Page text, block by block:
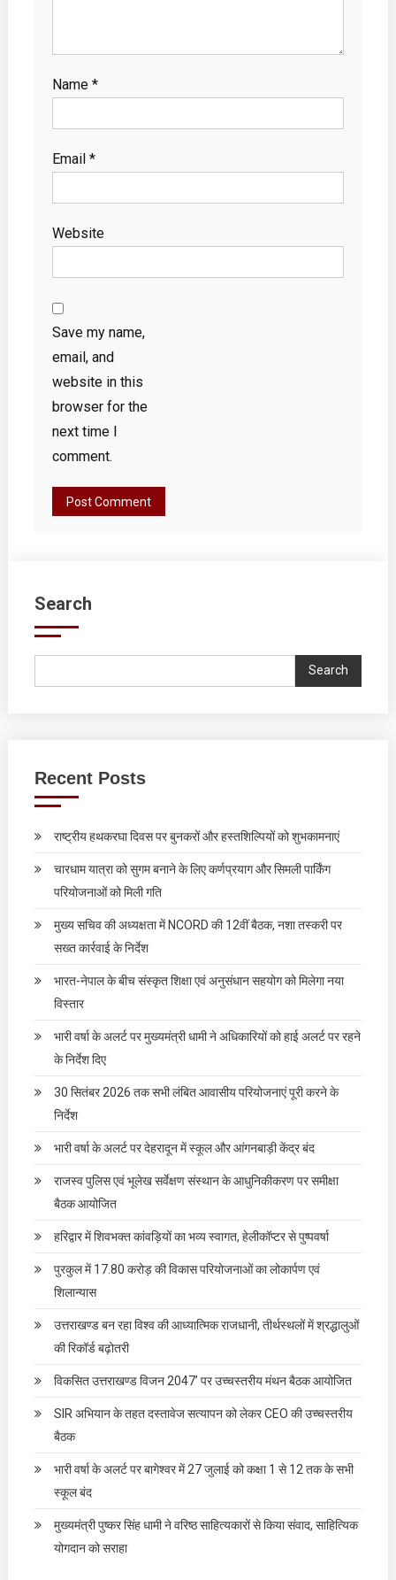
Name *
Email *
Website
Save my name,
email, and
website in this
browser for the
next time I
comment.
Search
Search
Recent Posts
राष्ट्रीय हथकरघा दिवस पर बुनकरों और हस्तशिल्पियों को शुभकामनाएं
चारधाम यात्रा को सुगम बनाने के लिए कर्णप्रयाग और सिमली पार्किंग
परियोजनाओं को मिली गति
मुख्य सचिव की अध्यक्षता में NCORD की 12वीं बैठक, नशा तस्करी पर
सख्त कार्रवाई के निर्देश
भारत-नेपाल के बीच संस्कृत शिक्षा एवं अनुसंधान सहयोग को मिलेगा नया
विस्तार
भारी वर्षा के अलर्ट पर मुख्यमंत्री धामी ने अधिकारियों को हाई अलर्ट पर रहने
के निर्देश दिए
30 सितंबर 2026 तक सभी लंबित आवासीय परियोजनाएं पूरी करने के
निर्देश
भारी वर्षा के अलर्ट पर देहरादून में स्कूल और आंगनबाड़ी केंद्र बंद
राजस्व पुलिस एवं भूलेख सर्वेक्षण संस्थान के आधुनिकीकरण पर समीक्षा
बैठक आयोजित
हरिद्वार में शिवभक्त कांवड़ियों का भव्य स्वागत, हेलीकॉप्टर से पुष्पवर्षा
पुरकुल में 17.80 करोड़ की विकास परियोजनाओं का लोकार्पण एवं
शिलान्यास
उत्तराखण्ड बन रहा विश्व की आध्यात्मिक राजधानी, तीर्थस्थलों में श्रद्धालुओं
की रिकॉर्ड बढ़ोतरी
विकसित उत्तराखण्ड विजन 2047’ पर उच्चस्तरीय मंथन बैठक आयोजित
SIR अभियान के तहत दस्तावेज सत्यापन को लेकर CEO की उच्चस्तरीय
बैठक
भारी वर्षा के अलर्ट पर बागेश्वर में 27 जुलाई को कक्षा 1 से 12 तक के सभी
स्कूल बंद
मुख्यमंत्री पुष्कर सिंह धामी ने वरिष्ठ साहित्यकारों से किया संवाद, साहित्यिक
योगदान को सराहा